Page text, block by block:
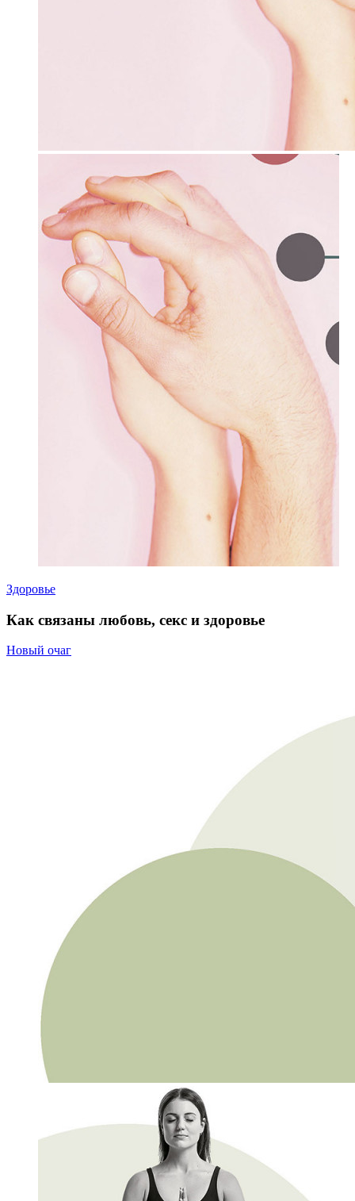
Здоровье
Как связаны любовь, секс и здоровье
Новый очаг